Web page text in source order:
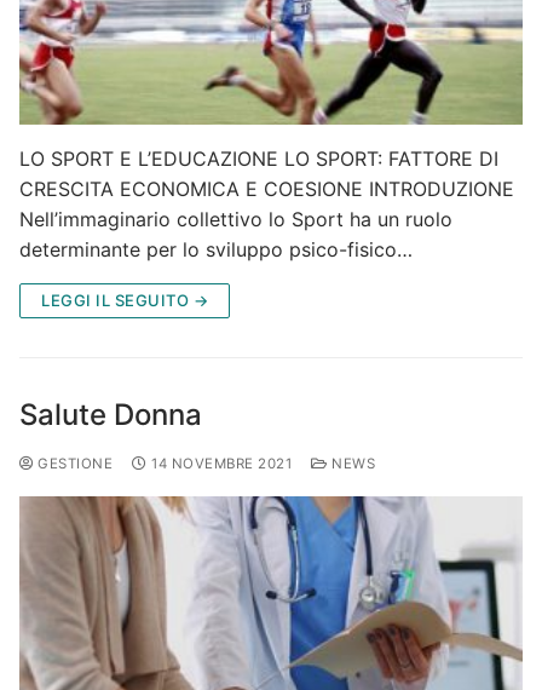
LO SPORT E L’EDUCAZIONE LO SPORT: FATTORE DI
CRESCITA ECONOMICA E COESIONE INTRODUZIONE
Nell’immaginario collettivo lo Sport ha un ruolo
determinante per lo sviluppo psico-fisico…
LEGGI IL SEGUITO →
Salute Donna
GESTIONE 14 NOVEMBRE 2021 NEWS